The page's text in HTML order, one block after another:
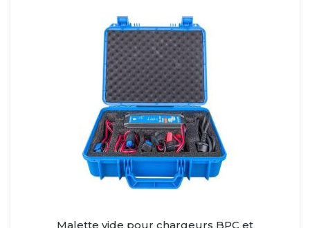
Malette vide pour chargeurs BPC et